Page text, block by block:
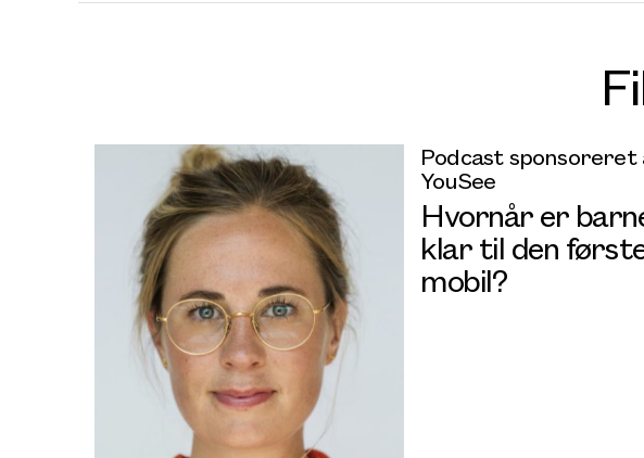
Podcast sponsoreret
YouSee
Hvornår er
klar til den
mobil?